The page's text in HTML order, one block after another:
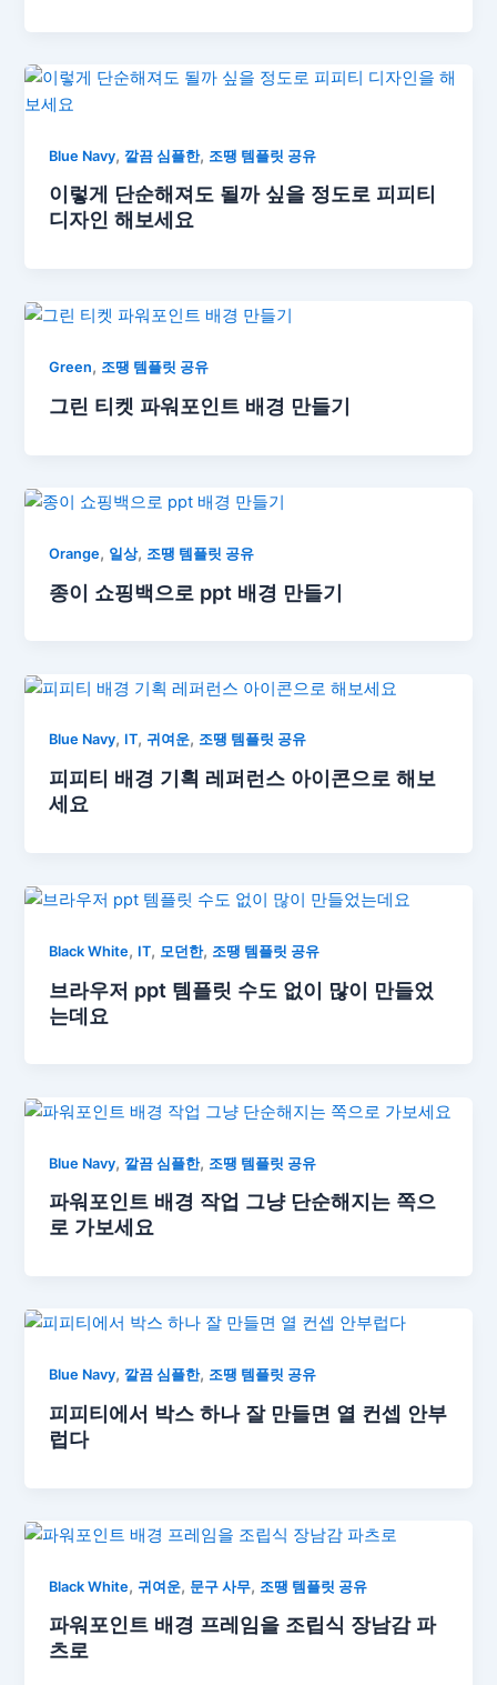
Blue Navy,깔끔 심플한, 조땡 템플릿 공유
이렇게 단순해져도 될까 싶을 정도로 피피티
디자인 해보세요
Green, 조땡 템플릿 공유
그린 티켓 파워포인트 배경 만들기
Orange, 일상, 조땡 템플릿 공유
종이 쇼핑백으로 ppt 배경 만들기
Blue Navy, IT, 귀여운, 조땡 템플릿 공유
피피티 배경 기획 레퍼런스 아이콘으로 해보
세요
Black White, IT, 모던한, 조땡 템플릿 공유
브라우저 ppt 템플릿 수도 없이 많이 만들었
는데요
Blue Navy,깔끔 심플한, 조땡 템플릿 공유
파워포인트 배경 작업 그냥 단순해지는 쪽으
로 가보세요
Blue Navy,깔끔 심플한, 조땡 템플릿 공유
피피티에서 박스 하나 잘 만들면 열 컨셉 안부
럽다
Black White, 귀여운, 문구 사무, 조땡 템플릿 공유
파워포인트 배경 프레임을 조립식 장남감 파
츠로